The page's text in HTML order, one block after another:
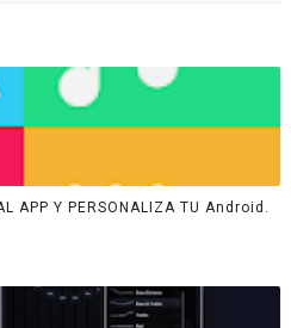
APP Y PERSONALIZA TU Android.